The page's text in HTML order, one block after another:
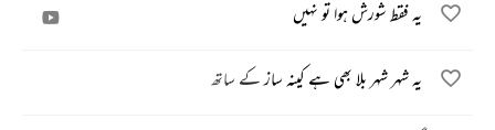
یہ فقط شورش ہوا تو نہیں
یہ شہر شہر بلا بھی ہے کینہ ساز کے ساتھ